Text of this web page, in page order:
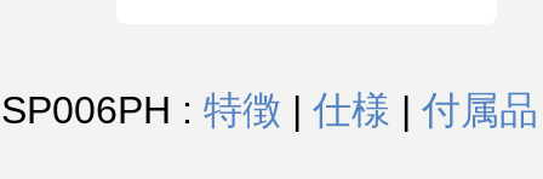
SP006PH : 特徴 | 仕様 | 付属品